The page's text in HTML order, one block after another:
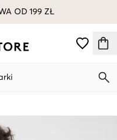
OD 199 ZŁ